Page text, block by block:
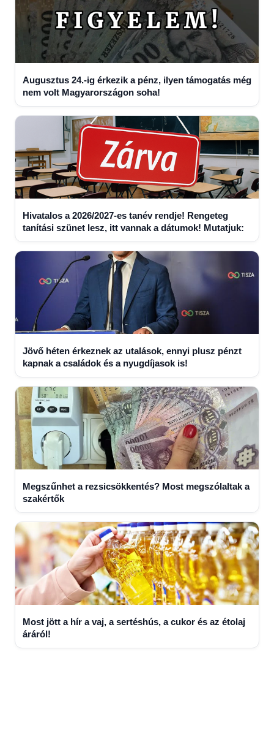
Augusztus 24.-ig érkezik a pénz, ilyen támogatás még
nem volt Magyarországon soha!
Hivatalos a 2026/2027-es tanév rendje! Rengeteg
tanítási szünet lesz, itt vannak a dátumok! Mutatjuk:
Jövő héten érkeznek az utalások, ennyi plusz pénzt
kapnak a családok és a nyugdíjasok is!
Megszűnhet a rezsicsökkentés? Most megszólaltak a
szakértők
Most jött a hír a vaj, a sertéshús, a cukor és az étolaj
áráról!